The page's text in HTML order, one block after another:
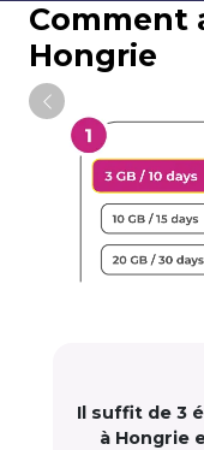
Comment
Hongrie
Il suffit de 3
à Hongrie